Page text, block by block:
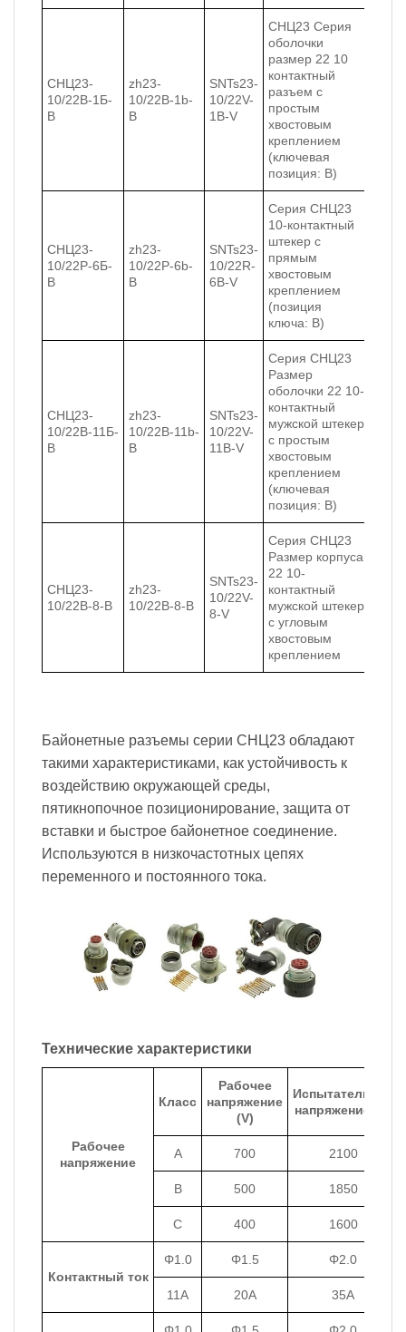
СНЦ23-
10/22В-1Б-
В
zh23-
10/22В-1b-
В
SNTs23-
10/22V-
1B-V
СНЦ23 Серия
оболочки
размер 22 10
контактный
разъем с
простым
хвостовым
креплением
(ключевая
позиция: B)
СНЦ23-
10/22Р-6Б-
В
zh23-
10/22Р-6b-
В
SNTs23-
10/22R-
6B-V
Серия СНЦ23
10-контактный
штекер с
прямым
хвостовым
креплением
(позиция
ключа: B)
СНЦ23-
10/22В-11Б-
В
zh23-
10/22В-11b-
В
SNTs23-
10/22V-
11B-V
Серия СНЦ23
Размер
оболочки 22 10-
контактный
мужской штекер
с простым
хвостовым
креплением
(ключевая
позиция: B)
СНЦ23-
10/22В-8-В
zh23-
10/22В-8-В
SNTs23-
10/22V-
8-V
Серия СНЦ23
Размер корпуса
22 10-
контактный
мужской штекер
с угловым
хвостовым
креплением
Байонетные разъемы серии СНЦ23 обладают
такими характеристиками, как устойчивость к
воздействию окружающей среды,
пятикнопочное позиционирование, защита от
вставки и быстрое байонетное соединение.
Используются в низкочастотных цепях
переменного и постоянного тока.
Технические характеристики
Рабочее
напряжение
Класс
Рабочее
напряжение
(V)
Испытательное
напряжение (V)
A 700 2100
B 500 1850
C 400 1600
Контактный ток
Φ1.0 Φ1.5 Φ2.0
11A 20A 35A